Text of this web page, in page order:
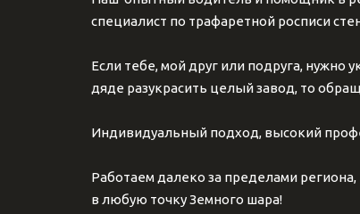
специалист по трафаретной росписи
Если тебе, мой друг или подруга, нужно
дяде разукрасить целый завод, то
Индивидуальный подход, высокий
Работаем далеко за пределами
в любую точку Земного шара!